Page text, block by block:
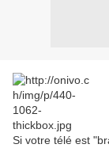
Si votre télé est